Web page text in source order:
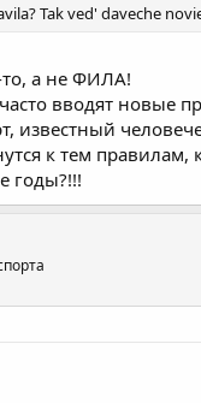
Tak ved' daveche
а не ФИЛА!
вводят новые
известный
к тем
годы?!!!